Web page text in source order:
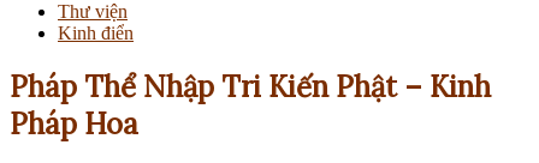
Thư viện
Kinh điển
Pháp Thể Nhập Tri Kiến Phật – Kinh
Pháp Hoa